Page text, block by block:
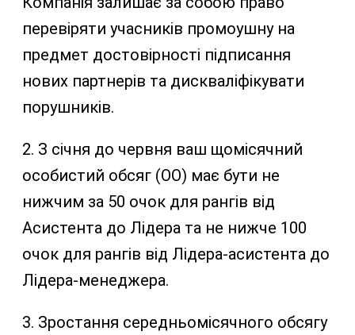
перевіряти учасників промоушну на
предмет достовірності підписання
нових партнерів та дискваліфікувати
порушників.
2. З січня до червня ваш щомісячний
особистий обсяг (ОО) має бути не
нижчим за 50 очок для рангів від
Асистента до Лідера та не нижче 100
очок для рангів від Лідера-асистента до
Лідера-менеджера.
3. Зростання середньомісячного обсягу